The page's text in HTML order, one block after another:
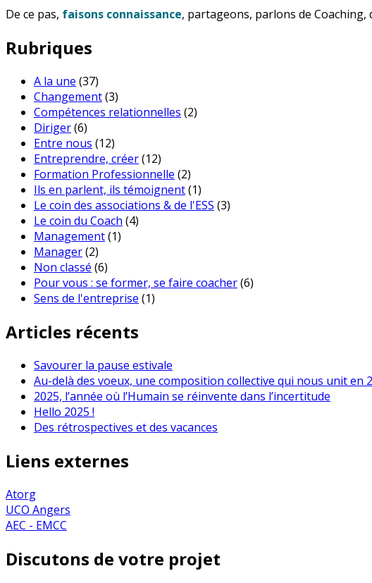
De ce pas, faisons connaissance, partageons, parlons de Coaching,
Rubriques
A la une (37)
Changement(3)
Compétences relationnelles (2)
Diriger(6)
Entre nous (12)
Entreprendre, créer(12)
Formation Professionnelle (2)
Ils en parlent, ils témoignent(1)
Le coin des associations & de l'ESS (3)
Le coin du Coach (4)
Management(1)
Manager(2)
Non classé (6)
Pour vous : se former, se faire coacher(6)
Sens de l'entreprise (1)
Articles récents
Savourer la pause estivale
Au-delà des voeux, une composition collective qui nous unit en
2025, l’année où l’Humain se réinvente dans l’incertitude
Hello 2025 !
Des rétrospectives et des vacances
Liens externes
Atorg
UCO Angers
AEC - EMCC
Discutons de votre projet